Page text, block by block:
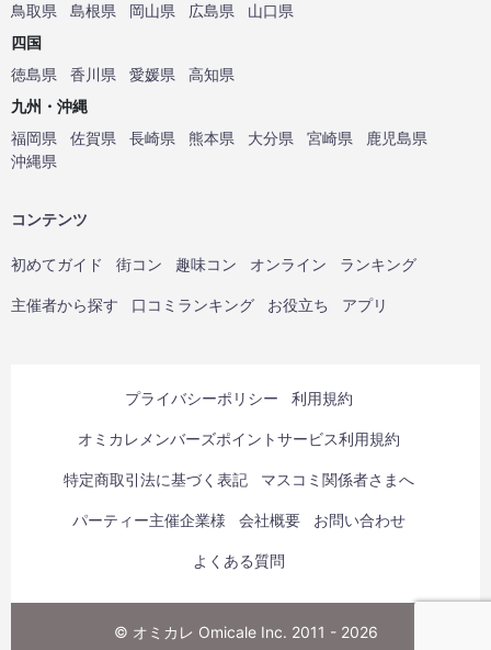
鳥取県
島根県 岡山県 広島県
山口県
四国
徳島県
香川県 愛媛県
高知県
九州・沖縄
福岡県
佐賀県 長崎県 熊本県 大分県 宮崎県
鹿児島県
沖縄県
コンテンツ
初めてガイド 街コン 趣味コン オンライン ランキング
主催者から探す 口コミランキング お役立ち アプリ
プライバシーポリシー 利用規約
オミカレメンバーズポイントサービス利用規約
特定商取引法に基づく表記 マスコミ関係者さまへ
パーティー主催企業様 会社概要 お問い合わせ
よくある質問
© オミカレ Omicale Inc. 2011 - 2026